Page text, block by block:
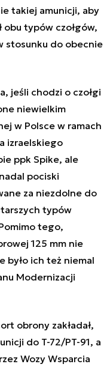
takiej amunicji, aby
obu typów czołgów,
stosunku do obecnie
jeśli chodzi o czołgi
niewielkim
w Polsce w ramach
izraelskiego
ppk Spike, ale
pociski
za niezdolne do
typów
tego,
125 mm nie
było ich też niemal
Modernizacji
obrony zakładał,
do T-72/PT-91, a
Wozy Wsparcia